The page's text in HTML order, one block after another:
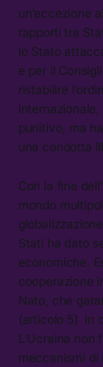
un’eccezione
rapporti tra
lo Stato
e per il
ristabilire
punitivo, ma
una condotta
Con la fine
mondo
Stati ha dato
economiche.
cooperazione
Nato, che
(articolo 5) in
L’Ucraina
meccanismi di